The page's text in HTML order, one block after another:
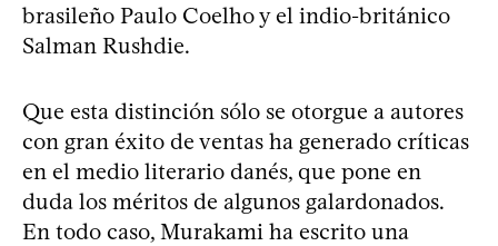
brasileño Paulo Coelho y el indio-británico
Salman Rushdie.
Que esta distinción sólo se otorgue a autores
con gran éxito de ventas ha generado críticas
en el medio literario danés, que pone en
duda los méritos de algunos galardonados.
En todo caso, Murakami ha escrito una